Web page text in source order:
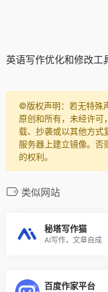
英语写作优化和修改工
©️版权声明：若无特殊
原创和所有，未经许可
载、抄袭或以其他方式
服务器上建立镜像。否
的权利。
类似网站
秘塔写作猫
AI写作，文章自成
百度作家平台